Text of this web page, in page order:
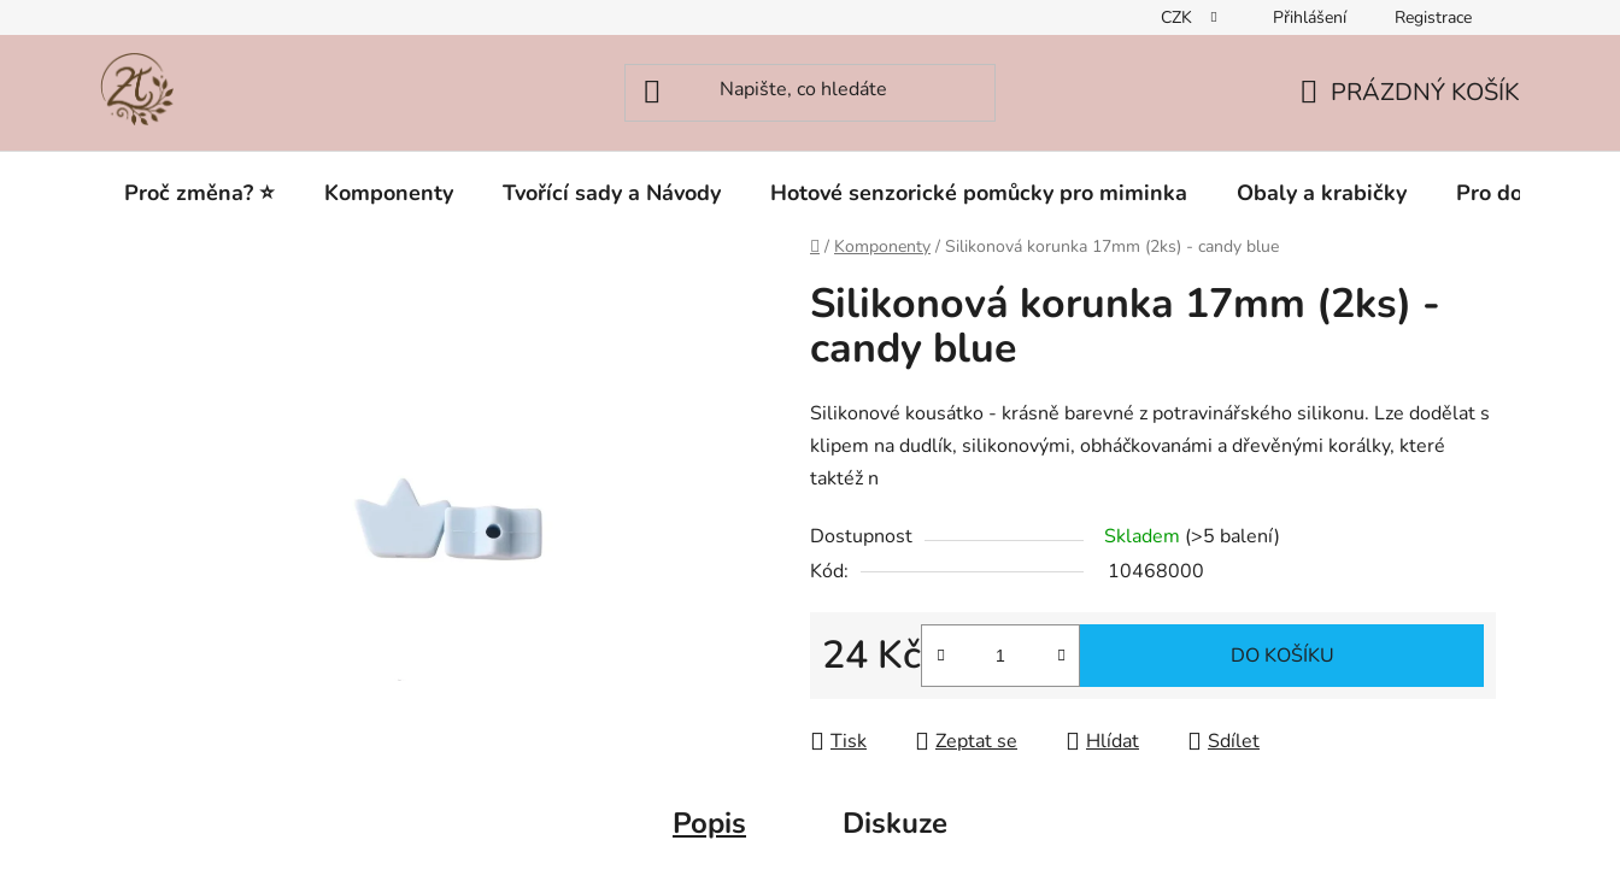
na
CZK Přihlášení Registrace
KOŠÍK
PRÁZDNÝ KOŠÍK
Proč změna? ⭐ Komponenty Tvořící sady a Návody Hotové senzorické pomůcky pro miminka Obaly a krabičky Pro dospěláky
Domů
/ Komponenty / Silikonová korunka 17mm (2ks) - candy blue
Silikonová korunka 17mm (2ks) -
candy blue
Silikonové kousátko - krásně barevné z potravinářského silikonu. Lze dodělat s
klipem na dudlík, silikonovými, obháčkovanámi a dřevěnými korálky, které
taktéž n
Dostupnost Skladem (>5 balení)
Kód:
10468000
24 Kč
Měrná cena:
DO KOŠÍKU
Tisk Zeptat se Hlídat Sdílet
Popis Diskuze